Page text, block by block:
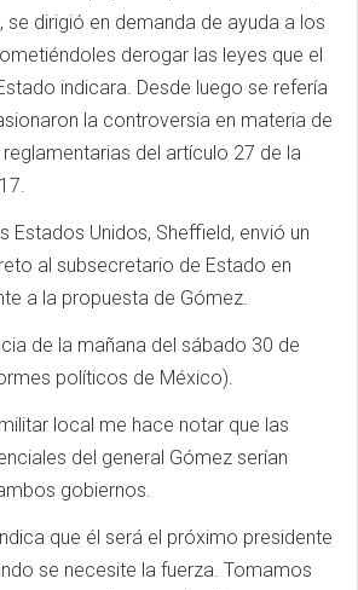
se dirigió en demanda de ayuda a los
derogar las leyes que el
indicara. Desde luego se refería
la controversia en materia de
del artículo 27 de la
Estados Unidos, Sheffield, envió un
al subsecretario de Estado en
a la propuesta de Gómez.
de la mañana del sábado 30 de
políticos de México).
local me hace notar que las
del general Gómez serían
gobiernos.
que él será el próximo presidente
se necesite la fuerza. Tomamos